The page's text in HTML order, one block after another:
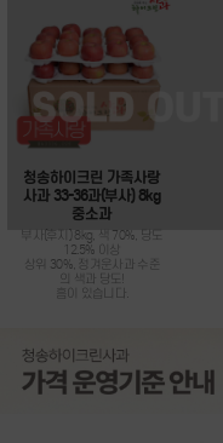
청송하이크린 가족사랑
사과 33-36과(부사) 8kg
중소과
부사(후지) 8kg, 색 70%, 당도
12.5% 이상
상위 30%, 정겨운사과 수준
의 색과 당도!
흠이 있습니다.